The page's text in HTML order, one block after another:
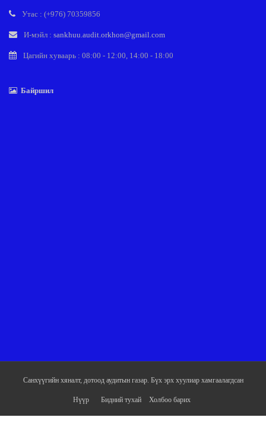
Утас : (+976) 70359856
И-мэйл : sankhuu.audit.orkhon@gmail.com
Цагийн хуваарь : 08:00 - 12:00, 14:00 - 18:00
Байршил
Санхүүгийн хяналт, дотоод аудитын газар. Бүх эрх хуулиар хамгаалагдсан
Нүүр Бидний тухай Холбоо барих